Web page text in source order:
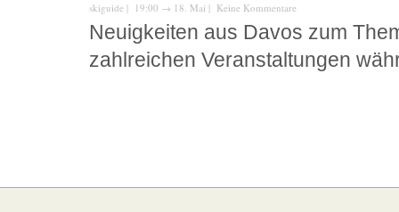
skiguide | 19:00 → 18. Mai | Keine Kommentare
Neuigkeiten aus Davos zum
zahlreichen Veranstaltungen